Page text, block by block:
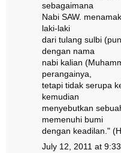
sebagaimana
Nabi SAW.
laki-laki
dari tulang sulbi
dengan nama
nabi kalian
perangainya,
tetapi tidak serupa
kemudian
menyebutkan
memenuhi bumi
dengan keadilan."
July 12, 2011 at